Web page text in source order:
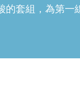
的套組，為第一